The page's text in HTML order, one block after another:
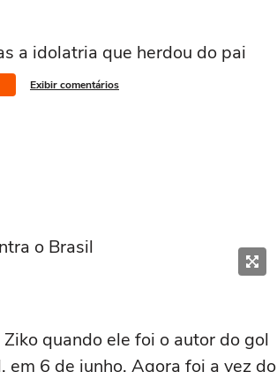
a idolatria que herdou do pai
Exibir comentários
quando ele foi o autor do gol
6 de junho. Agora foi a vez do